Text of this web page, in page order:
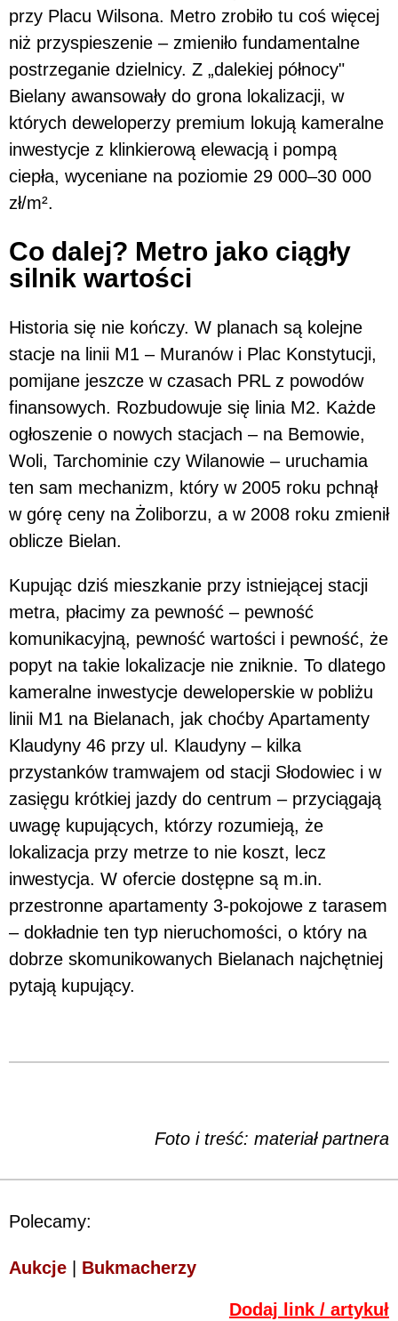
przy Placu Wilsona. Metro zrobiło tu coś więcej
niż przyspieszenie – zmieniło fundamentalne
postrzeganie dzielnicy. Z „dalekiej północy"
Bielany awansowały do grona lokalizacji, w
których deweloperzy premium lokują kameralne
inwestycje z klinkierową elewacją i pompą
ciepła, wyceniane na poziomie 29 000–30 000
zł/m².
Co dalej? Metro jako ciągły
silnik wartości
Historia się nie kończy. W planach są kolejne
stacje na linii M1 – Muranów i Plac Konstytucji,
pomijane jeszcze w czasach PRL z powodów
finansowych. Rozbudowuje się linia M2. Każde
ogłoszenie o nowych stacjach – na Bemowie,
Woli, Tarchominie czy Wilanowie – uruchamia
ten sam mechanizm, który w 2005 roku pchnął
w górę ceny na Żoliborzu, a w 2008 roku zmienił
oblicze Bielan.
Kupując dziś mieszkanie przy istniejącej stacji
metra, płacimy za pewność – pewność
komunikacyjną, pewność wartości i pewność, że
popyt na takie lokalizacje nie zniknie. To dlatego
kameralne inwestycje deweloperskie w pobliżu
linii M1 na Bielanach, jak choćby Apartamenty
Klaudyny 46 przy ul. Klaudyny – kilka
przystanków tramwajem od stacji Słodowiec i w
zasięgu krótkiej jazdy do centrum – przyciągają
uwagę kupujących, którzy rozumieją, że
lokalizacja przy metrze to nie koszt, lecz
inwestycja. W ofercie dostępne są m.in.
przestronne apartamenty 3-pokojowe z tarasem
– dokładnie ten typ nieruchomości, o który na
dobrze skomunikowanych Bielanach najchętniej
pytają kupujący.
Foto i treść: materiał partnera
Polecamy:
Aukcje | Bukmacherzy
Dodaj link / artykuł